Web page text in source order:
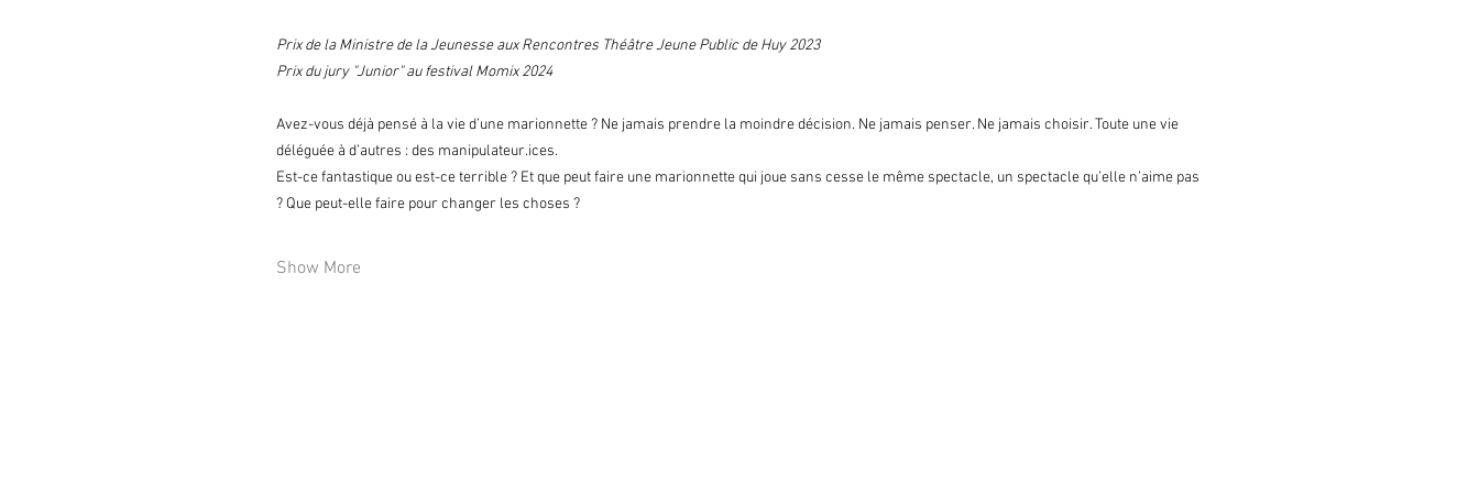
Prix de la Ministre de la Jeunesse aux Rencontres Théâtre Jeune Public de Huy 2023
Prix du jury "Junior" au festival Momix 2024
Avez-vous déjà pensé à la vie d’une marionnette ? Ne jamais prendre la moindre décision. Ne jamais penser. Ne jamais choisir. Toute une vie
déléguée à d’autres : des manipulateur.ices.
Est-ce fantastique ou est-ce terrible ? Et que peut faire une marionnette qui joue sans cesse le même spectacle, un spectacle qu’elle n’aime pas
? Que peut-elle faire pour changer les choses ?
Show More